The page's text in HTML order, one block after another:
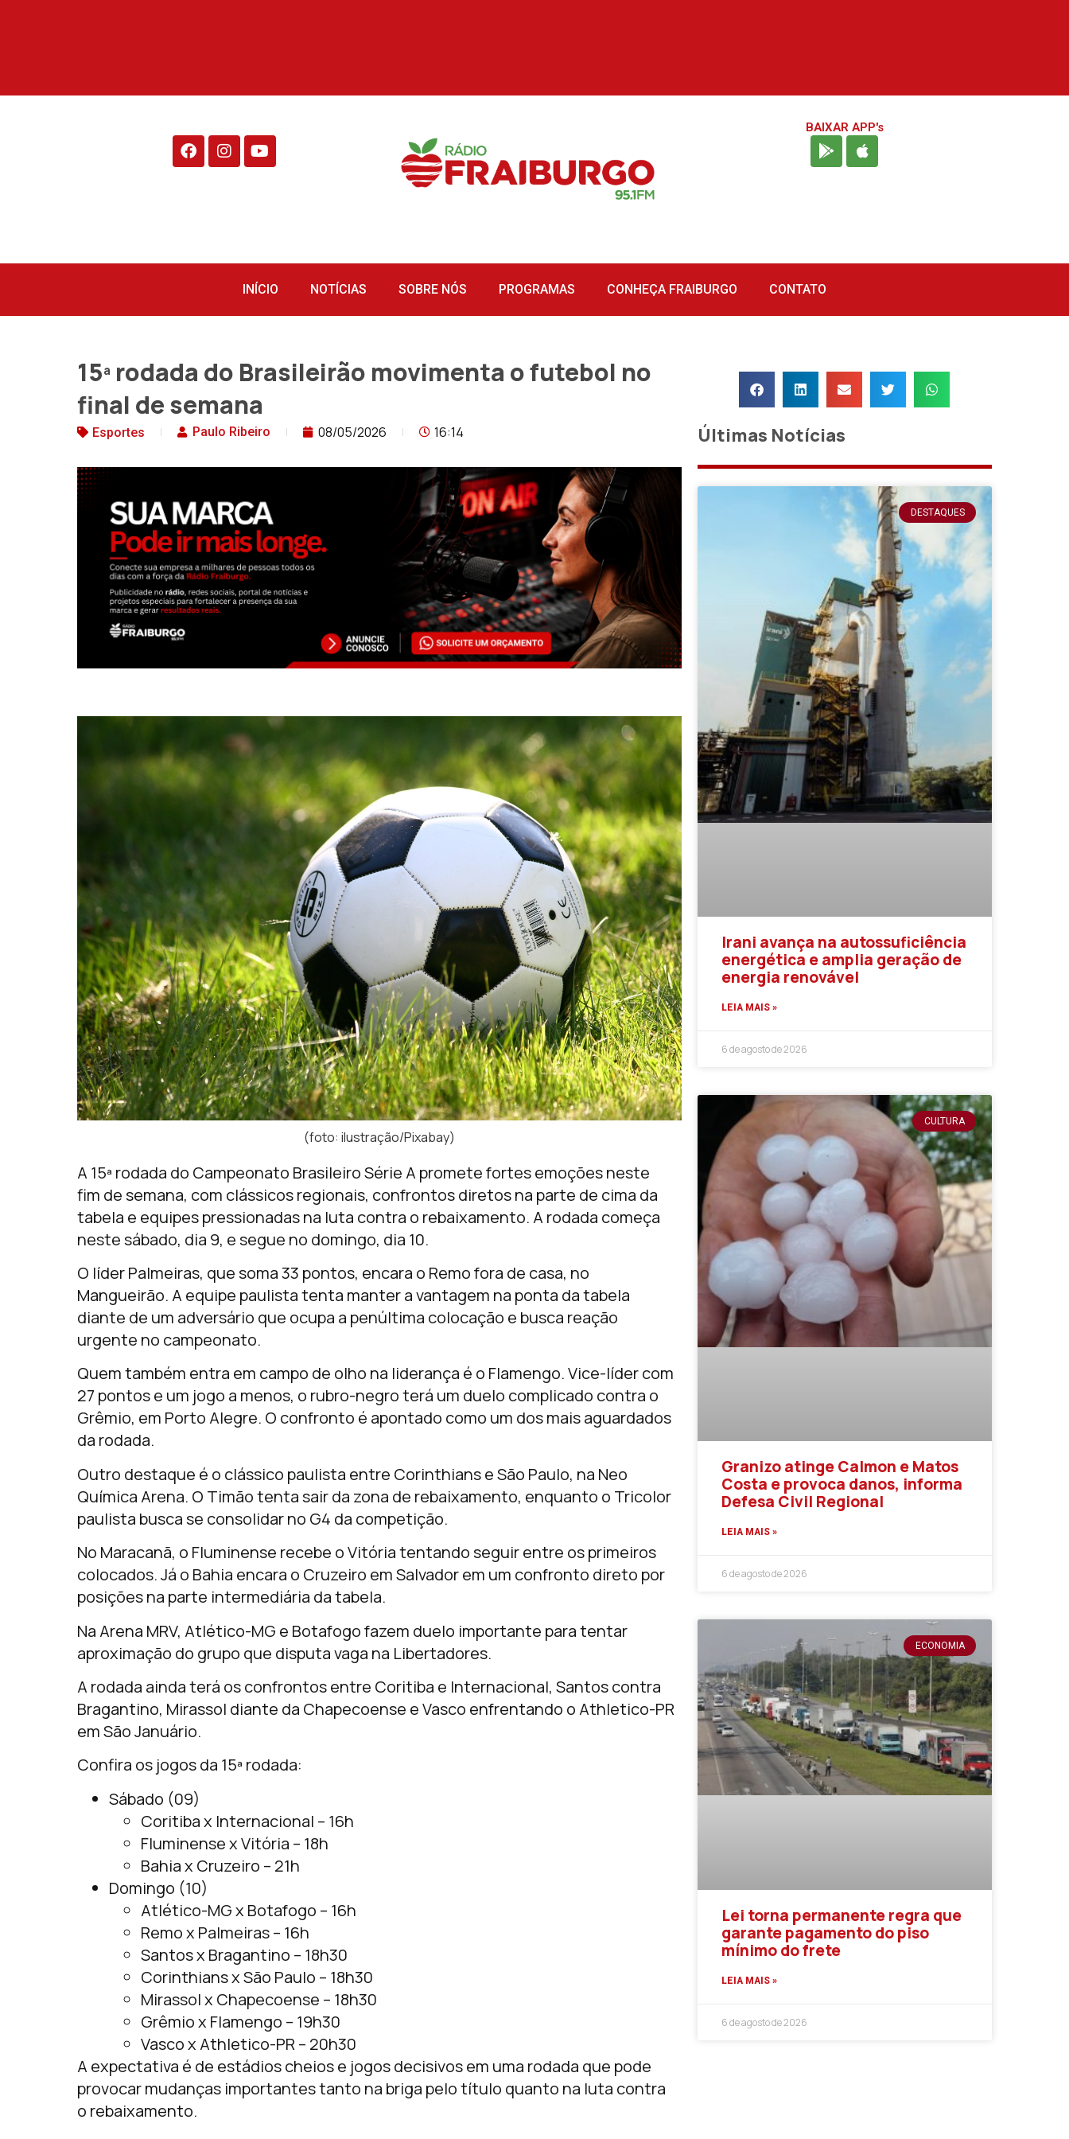
BAIXAR APP's
INÍCIO NOTÍCIAS SOBRE NÓS PROGRAMAS CONHEÇA FRAIBURGO CONTATO
15ª rodada do Brasileirão movimenta o futebol no
final de semana
Esportes Paulo Ribeiro 08/05/2026 16:14
(foto: ilustração/Pixabay)
A 15ª rodada do Campeonato Brasileiro Série A promete fortes emoções neste
fim de semana, com clássicos regionais, confrontos diretos na parte de cima da
tabela e equipes pressionadas na luta contra o rebaixamento. A rodada começa
neste sábado, dia 9, e segue no domingo, dia 10.
O líderPalmeiras, que soma 33 pontos, encara o Remofora de casa, no
Mangueirão. A equipe paulista tenta manter a vantagem na ponta da tabela
diante de um adversário que ocupa a penúltima colocação e busca reação
urgente no campeonato.
Quem também entra em campo de olho na liderança é o Flamengo. Vice-líder com
27 pontos e um jogo a menos, o rubro-negro terá um duelo complicado contra o
Grêmio, em Porto Alegre. O confronto é apontado como um dos mais aguardados
da rodada.
Outro destaque é o clássico paulista entre CorinthianseSão Paulo, na Neo
Química Arena. O Timão tenta sair da zona de rebaixamento, enquanto o Tricolor
paulista busca se consolidar no G4 da competição.
No Maracanã, o Fluminense recebe oVitóriatentando seguir entre os primeiros
colocados. Já o Bahia encara o Cruzeiro em Salvador em um confronto direto por
posições na parte intermediária da tabela.
Na Arena MRV, Atlético-MG e Botafogofazem duelo importante para tentar
aproximação do grupo que disputa vaga na Libertadores.
A rodada ainda terá os confrontos entre Coritiba e Internacional, Santoscontra
Bragantino, Mirassol diante da Chapecoense eVasco enfrentando o Athletico-PR
em São Januário.
Confira os jogos da 15ª rodada:
Sábado (09)
Coritiba x Internacional – 16h
Fluminense x Vitória – 18h
Bahia x Cruzeiro – 21h
Domingo (10)
Atlético-MG x Botafogo – 16h
Remo x Palmeiras – 16h
Santos x Bragantino – 18h30
Corinthians x São Paulo – 18h30
Mirassol x Chapecoense – 18h30
Grêmio x Flamengo – 19h30
Vasco x Athletico-PR – 20h30
A expectativa é de estádios cheios e jogos decisivos em uma rodada que pode
provocar mudanças importantes tanto na briga pelo título quanto na luta contra
o rebaixamento.
Últimas Notícias
DESTAQUES
Irani avança na autossuficiência
energética e amplia geração de
energia renovável
LEIA MAIS »
6 de agosto de 2026
CULTURA
Granizo atinge Calmon e Matos
Costa e provoca danos, informa
Defesa Civil Regional
LEIA MAIS »
6 de agosto de 2026
ECONOMIA
Lei torna permanente regra que
garante pagamento do piso
mínimo do frete
LEIA MAIS »
6 de agosto de 2026